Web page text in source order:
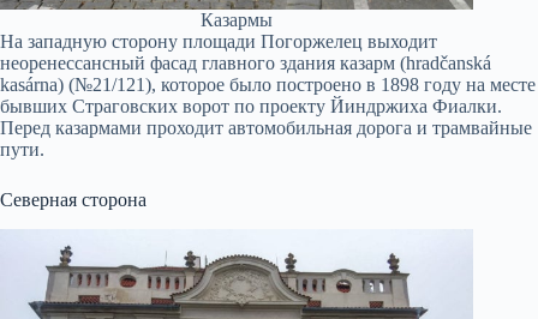
Казармы
На западную сторону площади Погоржелец выходит
неоренессансный фасад главного здания казарм (hradčanská
kasárna) (№21/121), которое было построено в 1898 году на месте
бывших Страговских ворот по проекту Йиндржиха Фиалки.
Перед казармами проходит автомобильная дорога и трамвайные
пути.
Северная сторона